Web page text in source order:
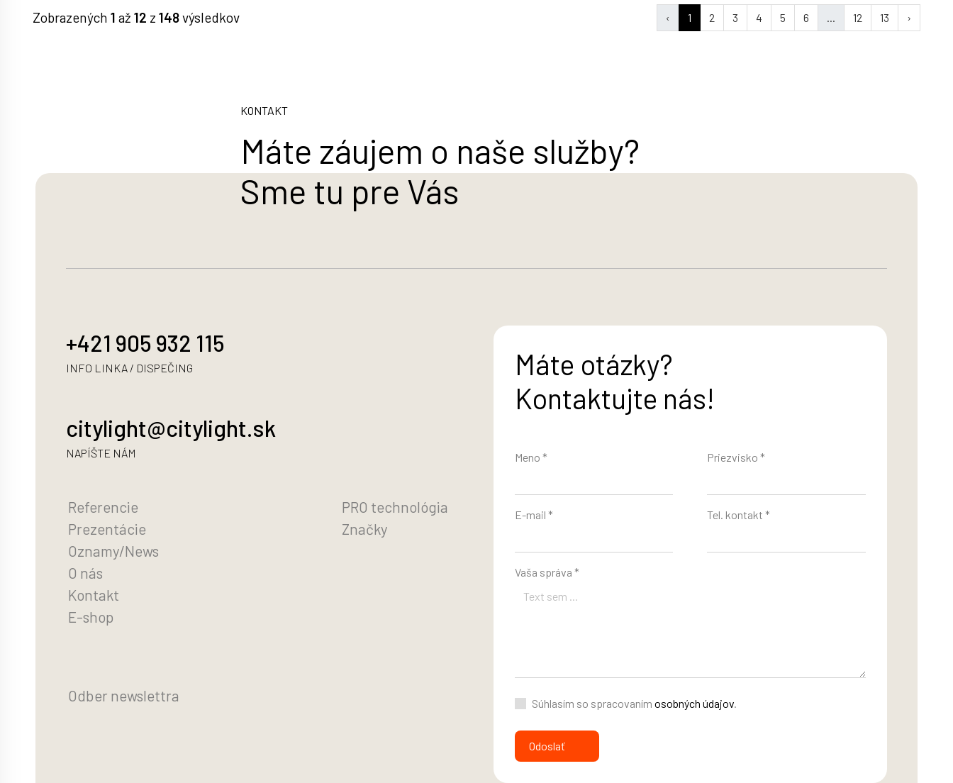
Zobrazených 1 až 12 z 148výsledkov ‹ 1 2 3 4 5 6 ... 12 13 ›
KONTAKT
Máte záujem o naše služby?
Sme tu pre Vás
+421 905 932 115
INFO LINKA / DISPEČING
citylight@citylight.sk
NAPÍŠTE NÁM
Referencie
Prezentácie
Oznamy/News
O nás
Kontakt
E-shop
PRO technológia
Značky
Odber newslettra
Máte otázky?
Kontaktujte nás!
Meno * Priezvisko *
E-mail * Tel. kontakt *
Vaša správa *
Súhlasím so spracovaním osobných údajov.
Odoslať